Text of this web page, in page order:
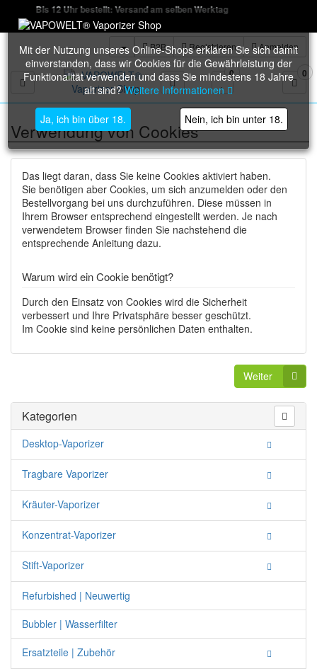
Bis 12 Uhr bestellt: Versand am selben Werktag
B2B Registrieren Anmelden
Toggle navigation
0 0
Mit der Nutzung unseres Online-Shops erklären Sie sich damit
einverstanden, dass wir Cookies für die Gewährleistung der
Funktionalität verwenden und dass Sie mindestens 18 Jahre
alt sind?Weitere Informationen
Ja, ich bin über 18. Nein, ich bin unter 18.
Verwendung von Cookies
Das liegt daran, dass Sie keine Cookies aktiviert haben.
Sie benötigen aber Cookies, um sich anzumelden oder den
Bestellvorgang bei uns durchzuführen. Diese müssen in
Ihrem Browser entsprechend eingestellt werden. Je nach
verwendetem Browser finden Sie nachstehend die
entsprechende Anleitung dazu.
Warum wird ein Cookie benötigt?
Durch den Einsatz von Cookies wird die Sicherheit
verbessert und Ihre Privatsphäre besser geschützt.
Im Cookie sind keine persönlichen Daten enthalten.
Weiter
Kategorien
Desktop-Vaporizer
Tragbare Vaporizer
Kräuter-Vaporizer
Konzentrat-Vaporizer
Stift-Vaporizer
Refurbished | Neuwertig
Bubbler | Wasserfilter
Ersatzteile | Zubehör